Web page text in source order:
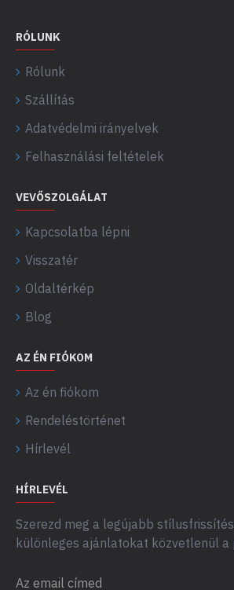
RÓLUNK
Rólunk
Szállítás
Adatvédelmi irányelvek
Felhasználási feltételek
VEVŐSZOLGÁLAT
Kapcsolatba lépni
Visszatér
Oldaltérkép
Blog
AZ ÉN FIÓKOM
Az én fiókom
Rendeléstörténet
Hírlevél
HÍRLEVÉL
Szerezd meg a legújabb
különleges ajánlatokat közvetlenül a